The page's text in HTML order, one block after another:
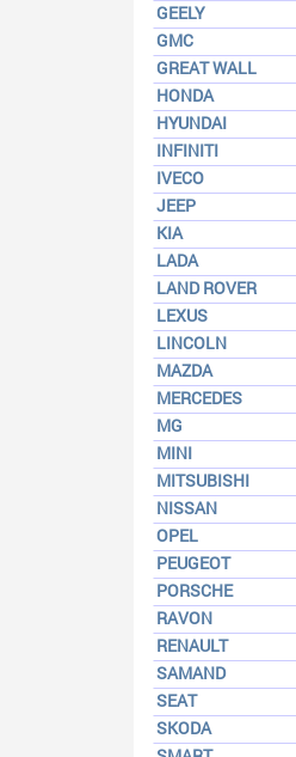
GEELY
GMC
GREAT WALL
HONDA
HYUNDAI
INFINITI
IVECO
JEEP
KIA
LADA
LAND ROVER
LEXUS
LINCOLN
MAZDA
MERCEDES
MG
MINI
MITSUBISHI
NISSAN
OPEL
PEUGEOT
PORSCHE
RAVON
RENAULT
SAMAND
SEAT
SKODA